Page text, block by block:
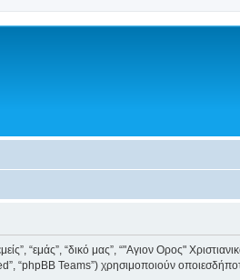
“εμάς”, “δικό μας”, “"Αγιον Ορος"
“phpBB Teams”) χρησιμοποιούν